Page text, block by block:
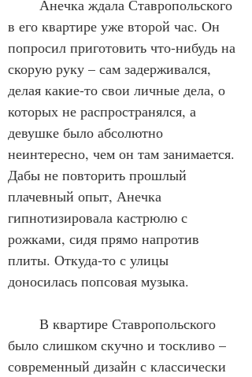
в его квартире уже второй час. Он
попросил приготовить что-нибудь на
скорую руку – сам задерживался,
делая какие-то свои личные дела, о
которых не распространялся, а
девушке было абсолютно
неинтересно, чем он там занимается.
Дабы не повторить прошлый
плачевный опыт, Анечка
гипнотизировала кастрюлю с
рожками, сидя прямо напротив
плиты. Откуда-то с улицы
доносилась попсовая музыка.
было слишком скучно и тоскливо –
современный дизайн с классически